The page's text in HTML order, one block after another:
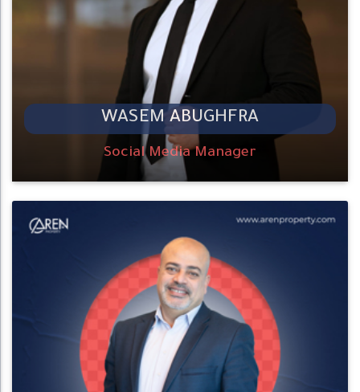
WASEM ABUGHFRA
Social Media Manager